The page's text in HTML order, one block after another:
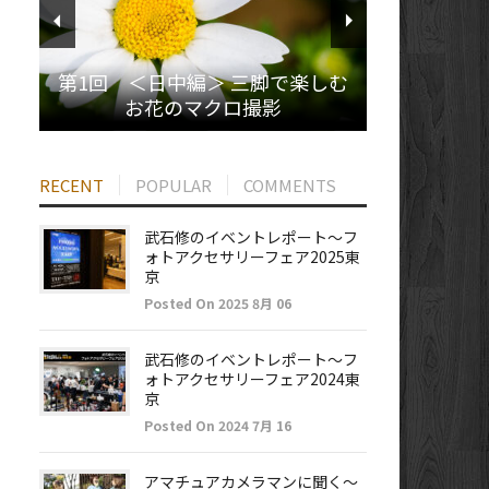
第1回 ＜日中編＞ 三脚で楽しむ
お花のマクロ撮影
RECENT POPULAR COMMENTS
武石修のイベントレポート～フ
ォトアクセサリーフェア2025東
京
Posted On 2025 8月 06
武石修のイベントレポート～フ
ォトアクセサリーフェア2024東
京
Posted On 2024 7月 16
アマチュアカメラマンに聞く～